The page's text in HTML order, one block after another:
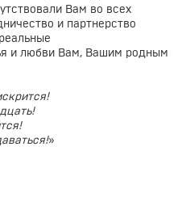
Вам во всех
и партнерство
и любви Вам, Вашим родным
»